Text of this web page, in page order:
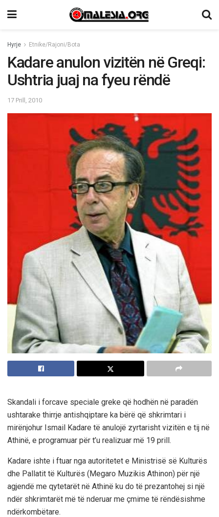
Hyrje Etnike/Rajoni/Bota
Kadare anulon vizitën në Greqi:
Ushtria juaj na fyeu rëndë
17 Prill, 2010
Skandali i forcave speciale greke që hodhën në paradën
ushtarake thirrje antishqiptare ka bërë që shkrimtari i
mirënjohur Ismail Kadare të anulojë zyrtarisht vizitën e tij në
Athinë, e programuar për t’u realizuar më 19 prill.
Kadare ishte i ftuar nga autoritetet e Ministrisë së Kulturës
dhe Pallatit të Kulturës (Megaro Muzikis Athinon) për një
agjendë me qytetarët në Athinë ku do të prezantohej si një
ndër shkrimtarët më të nderuar me çmime të rëndësishme
ndërkombëtare.